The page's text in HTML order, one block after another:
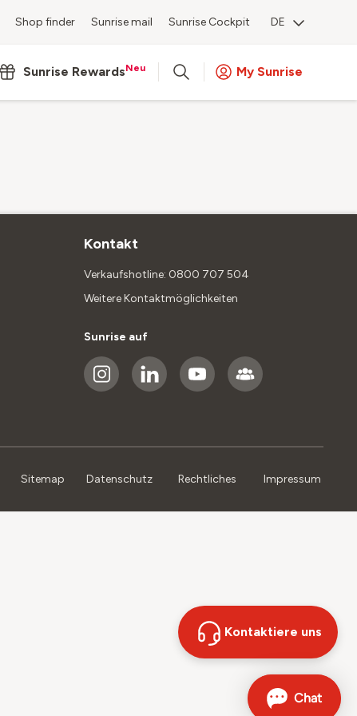
Shop finder Sunrise mail Sunrise Cockpit DE
Sunrise RewardsNeu My Sunrise
Kontakt
Verkaufshotline: 0800 707 504
Weitere Kontaktmöglichkeiten
Sunrise auf
Sitemap Datenschutz Rechtliches Impressum
Kontaktiere uns